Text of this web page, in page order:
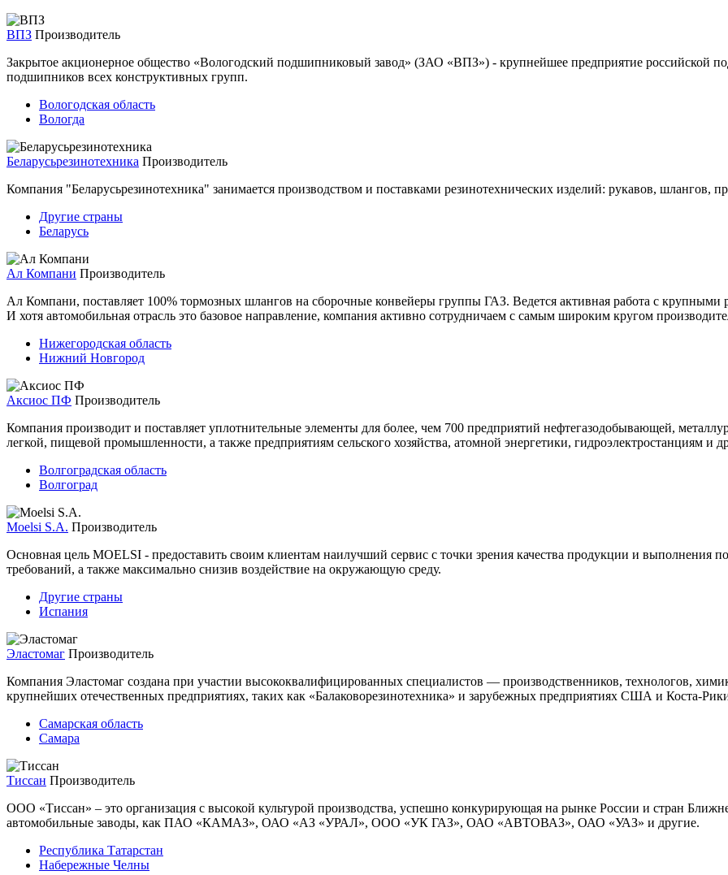
ВПЗ Производитель
Закрытое акционерное общество «Вологодский подшипниковый завод» (ЗАО «ВПЗ») - крупнейшее предприятие российской
подшипников всех конструктивных групп.
Вологодская область
Вологда
Беларусьрезинотехника Производитель
Компания "Беларусьрезинотехника" занимается производством и поставками резинотехнических изделий: рукавов, шлангов,
Другие страны
Беларусь
Ал Компани Производитель
Ал Компани, поставляет 100% тормозных шлангов на сборочные конвейеры группы ГАЗ. Ведется активная работа с
И хотя автомобильная отрасль это базовое направление, компания активно сотрудничаем с самым широким кругом
Нижегородская область
Нижний Новгород
Аксиос ПФ Производитель
Компания производит и поставляет уплотнительные элементы для более, чем 700 предприятий нефтегазодобывающей,
легкой, пищевой промышленности, а также предприятиям сельского хозяйства, атомной энергетики, гидроэлектростанциям и
Волгоградская область
Волгоград
Moelsi S.A. Производитель
Основная цель MOELSI - предоставить своим клиентам наилучший сервис с точки зрения качества продукции и выполнения
требований, а также максимально снизив воздействие на окружающую среду.
Другие страны
Испания
Эластомаг Производитель
Компания Эластомаг создана при участии высококвалифицированных специалистов — производственников, технологов,
крупнейших отечественных предприятиях, таких как «Балаковорезинотехника» и зарубежных предприятиях США и Коста-
Самарская область
Самара
Тиссан Производитель
ООО «Тиссан» – это организация с высокой культурой производства, успешно конкурирующая на рынке России и стран
автомобильные заводы, как ПАО «КАМАЗ», ОАО «АЗ «УРАЛ», ООО «УК ГАЗ», ОАО «АВТОВАЗ», ОАО «УАЗ» и другие.
Республика Татарстан
Набережные Челны